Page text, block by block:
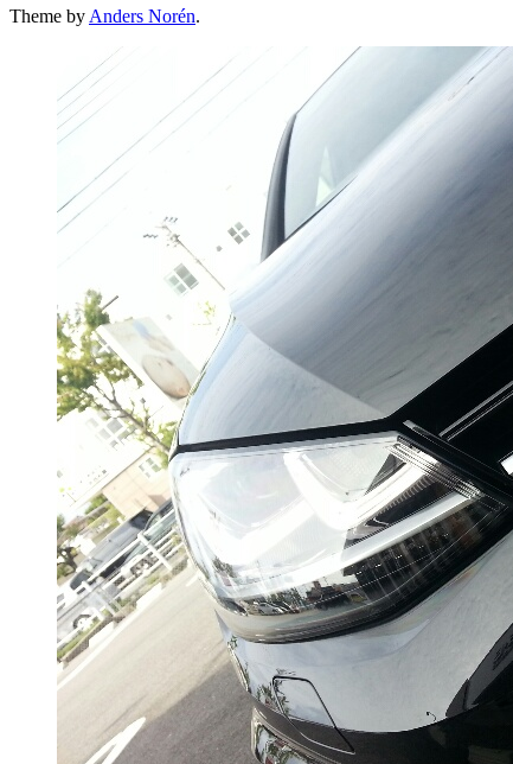
Theme by Anders Norén.